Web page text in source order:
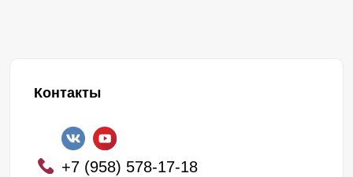
Контакты
+7 (958) 578-17-18